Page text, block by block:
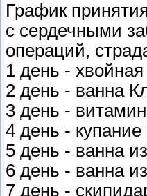
График
с сердечными
операций,
1 день -
2 день - ванна
3 день -
4 день -
5 день - ванна
6 день - ванна
7 день -